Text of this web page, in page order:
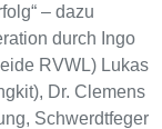
– dazu
durch Ingo
RVWL) Lukas
Dr. Clemens
Schwerdtfeger